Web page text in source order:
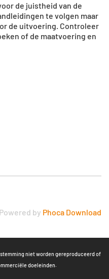
de juistheid van de
te volgen maar
de uitvoering. Controleer
of de maatvoering en
Powered by Phoca Download
niet worden gereproduceerd of
doeleinden.